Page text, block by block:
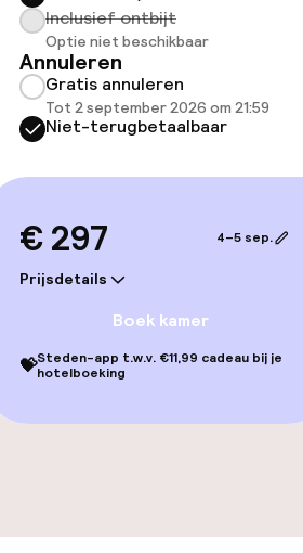
Inclusief ontbijt
Optie niet beschikbaar
Annuleren
Gratis annuleren
Tot 2 september 2026 om 21:59
Niet-terugbetaalbaar
€ 297
Prijsdetails
4–5 sep.
Boek kamer
💝Steden-app t.w.v. €11,99 cadeau bij je
hotelboeking